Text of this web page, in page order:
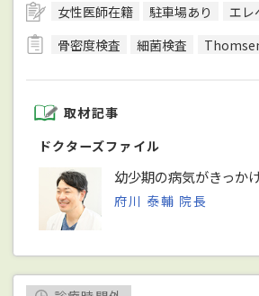
女性医師在籍 駐車場あり エレ
骨密度検査
細菌検査 Thomsen
取材記事
ドクターズファイル
幼少期の病気がきっか
府川 泰輔 院長